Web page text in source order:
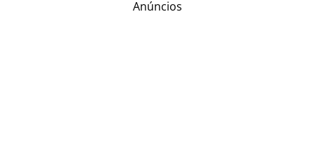
Anúncios